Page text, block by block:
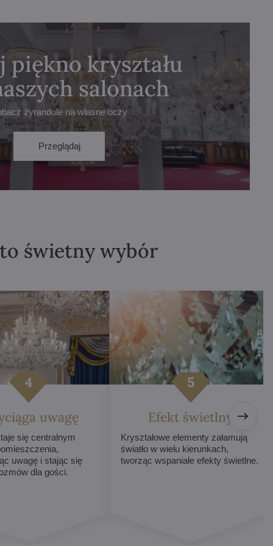
piękno kryształu
salonach
żyrandole na własne oczy
Przeglądaj
świetny wybór
uwagę
się centralnym
uwagę i stając się
dla gości.
Efekt świetlny
Kryształowe elementy załamują
światło w wielu kierunkach,
tworząc wspaniałe efekty świetlne.